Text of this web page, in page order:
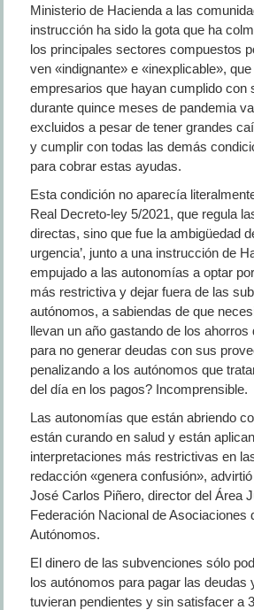
Ministerio de Hacienda a las
instrucción ha sido la gota que ha
los principales sectores compuestos
ven «indignante» e «inexplicable»,
empresarios que hayan cumplido con
durante quince meses de pandemia
excluidos a pesar de tener grandes
y cumplir con todas las demás
para cobrar estas ayudas.
Esta condición no aparecía
Real Decreto-ley 5/2021, que regula
directas, sino que fue la ambigüedad
urgencia’, junto a una instrucción de
empujado a las autonomías a optar
más restrictiva y dejar fuera de las
autónomos, a sabiendas de que
llevan un año gastando de los ahorros
para no generar deudas con sus
penalizando a los autónomos que
del día en los pagos? Incomprensible.
Las autonomías que están abriendo
están curando en salud y están
interpretaciones más restrictivas en
redacción «genera confusión»,
José Carlos Piñero, director del Área
Federación Nacional de Asociaciones
Autónomos.
El dinero de las subvenciones sólo
los autónomos para pagar las deudas
tuvieran pendientes y sin satisfacer a